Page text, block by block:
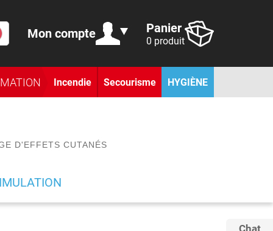
Mon compte Panier
0 produit
Incendie Secourisme HYGIÈNE
D'EFFETS CUTANÉS